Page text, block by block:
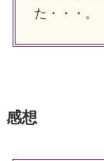
た・・・。
感想